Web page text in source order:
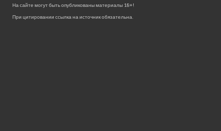
На сайте могут быть опубликованы материалы 18+!
При цитировании ссылка на источник обязательна.